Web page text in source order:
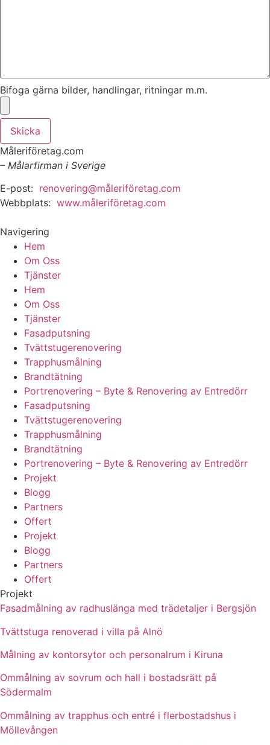
Bifoga gärna bilder, handlingar, ritningar m.m.
Skicka
Måleriföretag.com
– Målarfirman i Sverige
E-post: renovering@måleriföretag.com
Webbplats: www.måleriföretag.com
Navigering
Hem
Om Oss
Tjänster
Hem
Om Oss
Tjänster
Fasadputsning
Tvättstugerenovering
Trapphusmålning
Brandtätning
Portrenovering – Byte & Renovering av Entredörr
Fasadputsning
Tvättstugerenovering
Trapphusmålning
Brandtätning
Portrenovering – Byte & Renovering av Entredörr
Projekt
Blogg
Partners
Offert
Projekt
Blogg
Partners
Offert
Projekt
Fasadmålning av radhuslänga med trädetaljer i Bergsjön
Tvättstuga renoverad i villa på Alnö
Målning av kontorsytor och personalrum i Kiruna
Ommålning av sovrum och hall i bostadsrätt på
Södermalm
Ommålning av trapphus och entré i flerbostadshus i
Möllevången